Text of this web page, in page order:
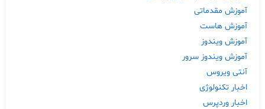
آموزش مقدماتی
آموزش هاست
آموزش ویندوز
آموزش ویندوز سرور
آنتی ویروس
اخبار تکنولوژی
اخبار وردپرس